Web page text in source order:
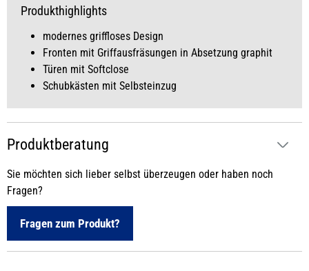
Produkthighlights
modernes griffloses Design
Fronten mit Griffausfräsungen in Absetzung graphit
Türen mit Softclose
Schubkästen mit Selbsteinzug
Produktberatung
Sie möchten sich lieber selbst überzeugen oder haben noch
Fragen?
Fragen zum Produkt?